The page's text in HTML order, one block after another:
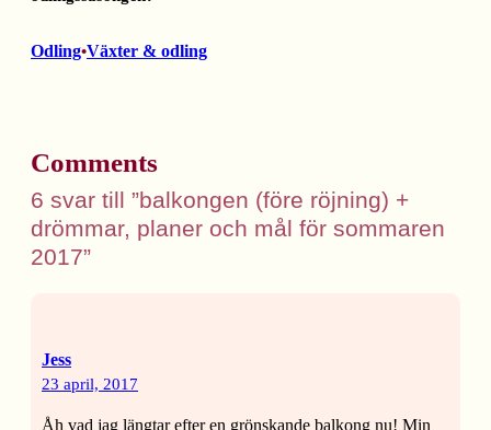
Odling•Växter & odling
Comments
6 svar till ”balkongen (före röjning) +
drömmar, planer och mål för sommaren
2017”
Jess
23 april, 2017
Åh vad jag längtar efter en grönskande balkong nu! Min